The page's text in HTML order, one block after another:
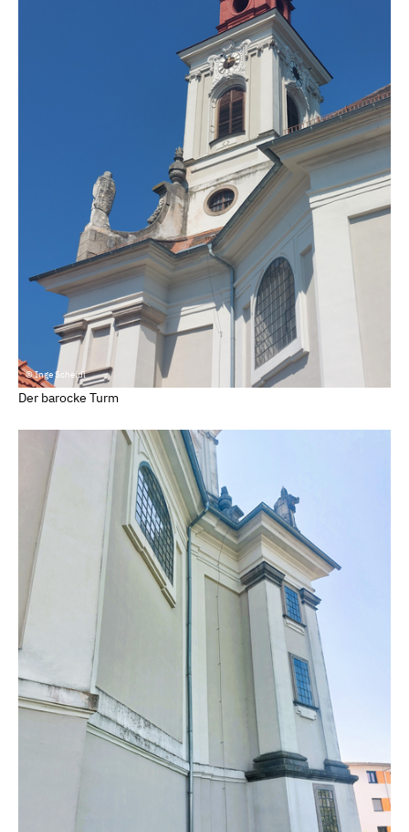
© Inge Scheidl
Der barocke Turm